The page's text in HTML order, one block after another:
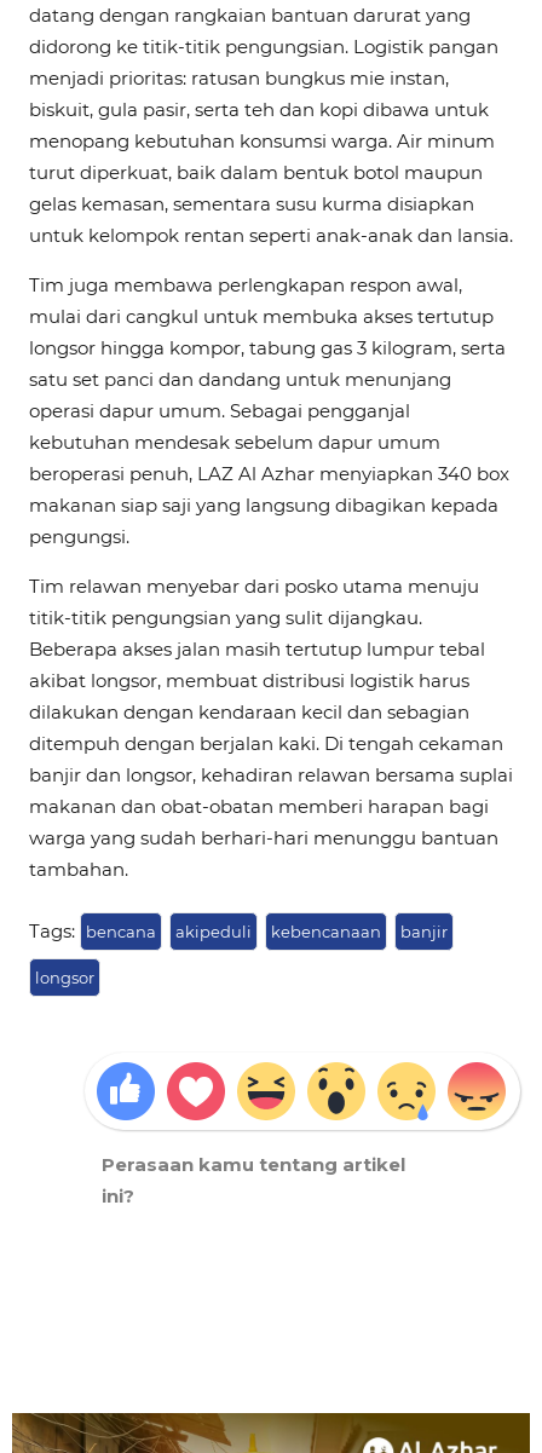
datang dengan rangkaian bantuan darurat yang
didorong ke titik-titik pengungsian. Logistik pangan
menjadi prioritas: ratusan bungkus mie instan,
biskuit, gula pasir, serta teh dan kopi dibawa untuk
menopang kebutuhan konsumsi warga. Air minum
turut diperkuat, baik dalam bentuk botol maupun
gelas kemasan, sementara susu kurma disiapkan
untuk kelompok rentan seperti anak-anak dan lansia.
Tim juga membawa perlengkapan respon awal,
mulai dari cangkul untuk membuka akses tertutup
longsor hingga kompor, tabung gas 3 kilogram, serta
satu set panci dan dandang untuk menunjang
operasi dapur umum. Sebagai pengganjal
kebutuhan mendesak sebelum dapur umum
beroperasi penuh, LAZ Al Azhar menyiapkan 340 box
makanan siap saji yang langsung dibagikan kepada
pengungsi.
Tim relawan menyebar dari posko utama menuju
titik-titik pengungsian yang sulit dijangkau.
Beberapa akses jalan masih tertutup lumpur tebal
akibat longsor, membuat distribusi logistik harus
dilakukan dengan kendaraan kecil dan sebagian
ditempuh dengan berjalan kaki. Di tengah cekaman
banjir dan longsor, kehadiran relawan bersama suplai
makanan dan obat-obatan memberi harapan bagi
warga yang sudah berhari-hari menunggu bantuan
tambahan.
Tags: bencana akipeduli kebencanaan banjir
longsor
Perasaan kamu tentang artikel
ini?